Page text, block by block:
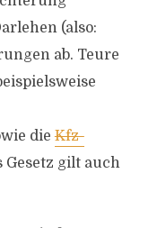
(also:
ab. Teure
dieKfz-
Gesetz gilt auch